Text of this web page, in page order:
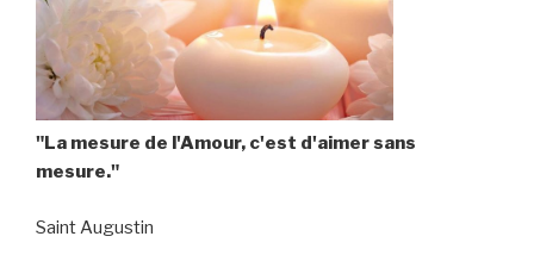
"La mesure de l'Amour, c'est d'aimer sans
mesure."
Saint Augustin